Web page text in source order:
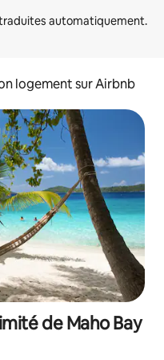
logement sur Airbnb
de Maho Bay